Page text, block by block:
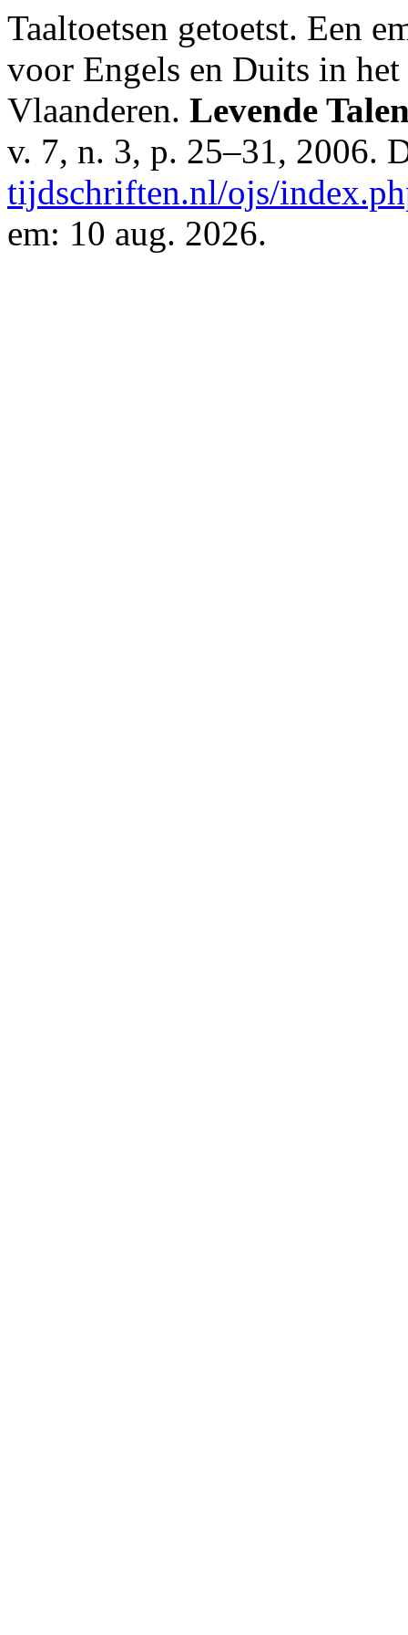
Taaltoetsen getoetst. Een
voor Engels en Duits in
Vlaanderen. Levende
v. 7, n. 3, p. 25–31, 2006.
tijdschriften.nl/ojs/
em: 10 aug. 2026.